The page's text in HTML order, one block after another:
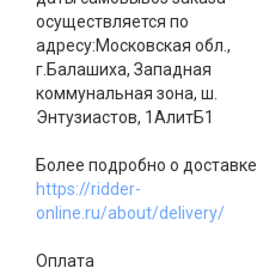
осуществляется по
адресу:Московская обл.,
г.Балашиха, Западная
коммунальная зона, ш.
Энтузиастов, 1АлитБ1
Более подробно о
https://ridder-
online.ru/about/delivery/
Оплата